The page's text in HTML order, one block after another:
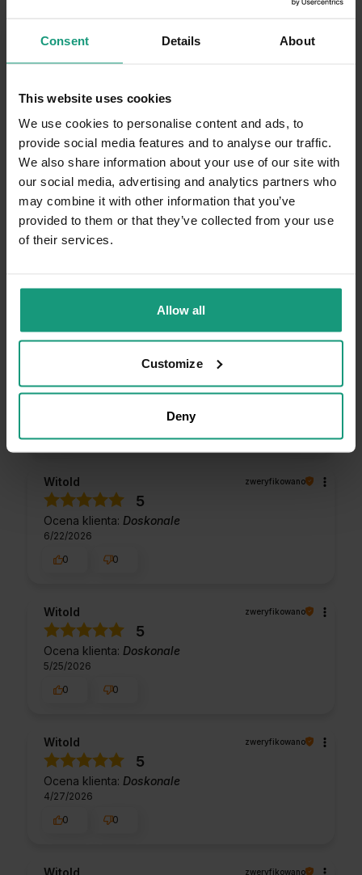
Consent Details About
This website uses cookies
We use cookies to personalise content and ads, to
provide social media features and to analyse our traffic.
We also share information about your use of our site with
our social media, advertising and analytics partners who
may combine it with other information that you’ve
provided to them or that they’ve collected from your use
of their services.
Allow all
Customize
Deny
zebranych i zweryfikowanych przez 2 0%
Jak zbieramy opinie?
Opinie klientów
Pytania i odpowiedzi (0)
5
Ocena klienta:Doskonale
Witold zweryfikowano
5
Ocena klienta: Doskonale
6/22/2026
0
0
Witold zweryfikowano
5
Ocena klienta: Doskonale
5/25/2026
0
0
Witold zweryfikowano
5
Ocena klienta: Doskonale
4/27/2026
0
0
Witold zweryfikowano